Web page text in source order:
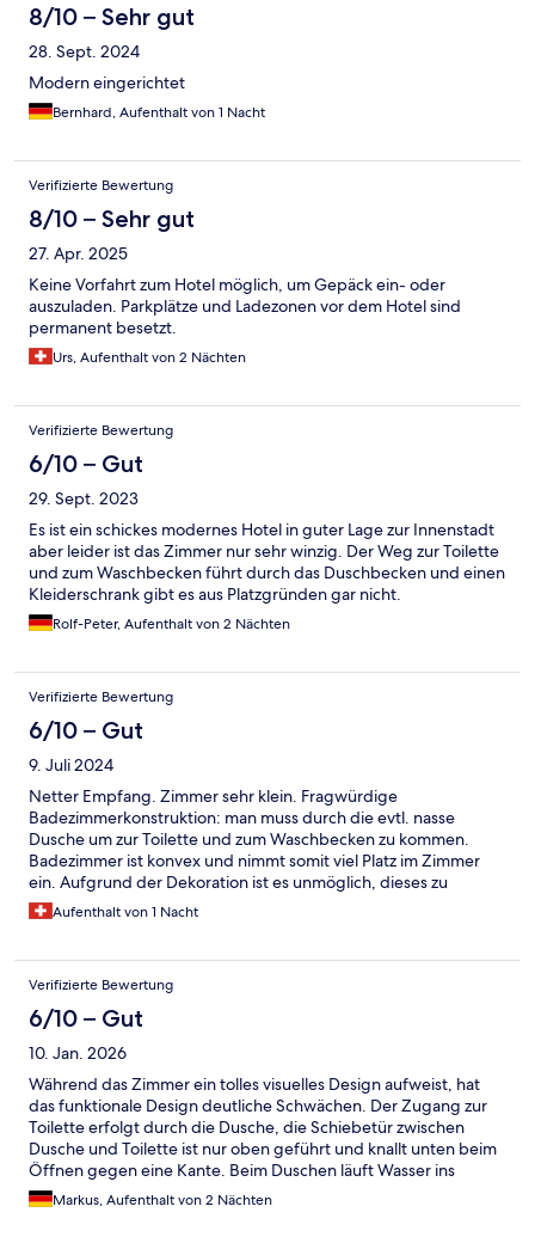
8/10 – Sehr gut
28. Sept. 2024
Modern eingerichtet
Bernhard, Aufenthalt von 1 Nacht
Verifizierte Bewertung
8/10 – Sehr gut
27. Apr. 2025
Keine Vorfahrt zum Hotel möglich, um Gepäck ein- oder
auszuladen. Parkplätze und Ladezonen vor dem Hotel sind
permanent besetzt.
Urs, Aufenthalt von 2 Nächten
Verifizierte Bewertung
6/10 – Gut
29. Sept. 2023
Es ist ein schickes modernes Hotel in guter Lage zur Innenstadt
aber leider ist das Zimmer nur sehr winzig. Der Weg zur Toilette
und zum Waschbecken führt durch das Duschbecken und einen
Kleiderschrank gibt es aus Platzgründen gar nicht.
Rolf-Peter, Aufenthalt von 2 Nächten
Verifizierte Bewertung
6/10 – Gut
9. Juli 2024
Netter Empfang. Zimmer sehr klein. Fragwürdige
Badezimmerkonstruktion: man muss durch die evtl. nasse
Dusche um zur Toilette und zum Waschbecken zu kommen.
Badezimmer ist konvex und nimmt somit viel Platz im Zimmer
ein. Aufgrund der Dekoration ist es unmöglich, dieses zu
putzen.Aufenthalt von 1 Nacht
Verifizierte Bewertung
6/10 – Gut
10. Jan. 2026
Während das Zimmer ein tolles visuelles Design aufweist, hat
das funktionale Design deutliche Schwächen. Der Zugang zur
Toilette erfolgt durch die Dusche, die Schiebetür zwischen
Dusche und Toilette ist nur oben geführt und knallt unten beim
Öffnen gegen eine Kante. Beim Duschen läuft Wasser ins
Zimmer. Die Glastür zwischen Dusche und Zimmer in unserem
Zimmer war schräg montiert, so dass sie unten am Türrahmen
Markus, Aufenthalt von 2 Nächten